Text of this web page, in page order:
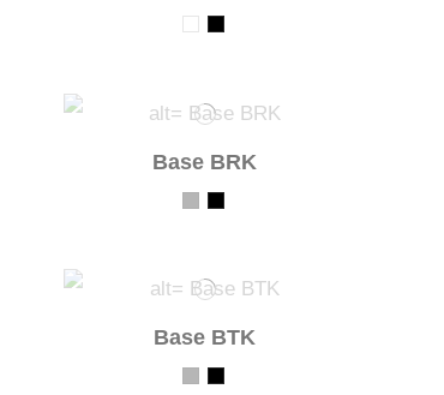
Base BRK
Base BTK